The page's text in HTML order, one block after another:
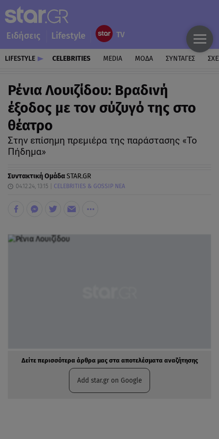
Ειδήσεις Lifestyle
LIFESTYLE CELEBRITIES MEDIA ΜΟΔΑ ΣΥΝΤΑΓΕΣ
Ρένια Λουιζίδου: Βραδινή
έξοδος με τον σύζυγό της στο
θέατρο
Στην επίσημη πρεμιέρα της παράστασης «Το
Πήδημα»
Συντακτική ΟμάδαSTAR.GR
04.12.24, 13:15 CELEBRITIES & GOSSIP ΝΕΑ
Δείτε περισσότερα άρθρα μας στα αποτελέσματα αναζήτησης
Add star.gr on Google